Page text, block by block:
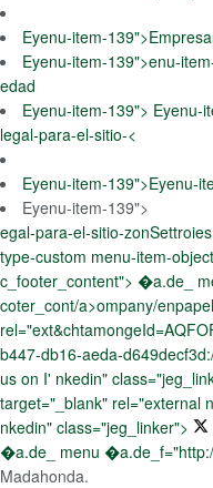
Eyenu-item-139">
Eyenu-item-139">enu-
edad
Eyenu-item-139"> Eyenu-
legal-para-el-sitio-<
Eyenu-item-139">Eyenu-
Eyenu-item-139">
egal-para-el-sitio-
type-custom menu-item-
c_footer_content"> �a.de_
coter_cont/a>ompany/
b447-db16-aeda-
us on I' nkedin"
target="_blank" rel="external
nkedin" class="jeg_linker">
�a.de_ menu
Madahonda.